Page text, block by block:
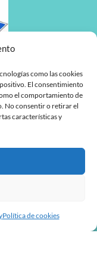
como las cookies
El consentimiento
el comportamiento de
No consentir o retirar el
características y
Política de cookies